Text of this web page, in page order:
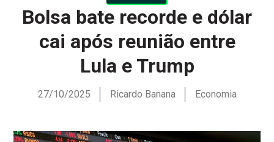
Bolsa bate recorde e dólar
cai após reunião entre
Lula e Trump
27/10/2025 Ricardo Banana Economia